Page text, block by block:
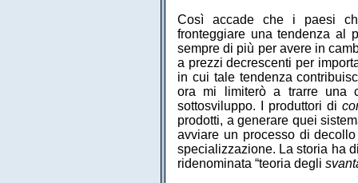
Così accade che i paesi
fronteggiare una tendenza al
sempre di più per avere in
a prezzi decrescenti per
in cui tale tendenza
ora mi limiterò a trarre una
sottosviluppo. I produttori di
prodotti, a generare quei
avviare un processo di
specializzazione. La storia ha
ridenominata “teoria degli